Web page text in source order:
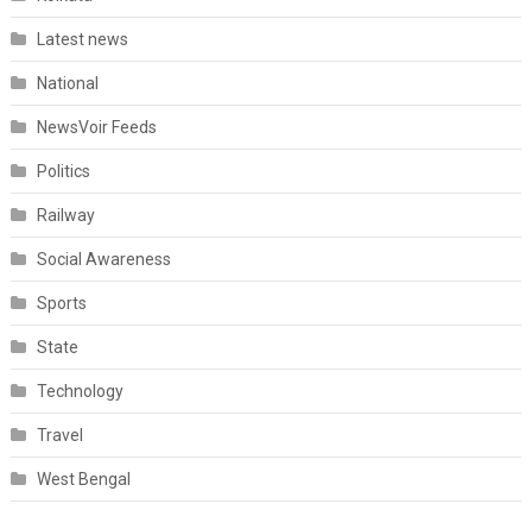
Latest news
National
NewsVoir Feeds
Politics
Railway
Social Awareness
Sports
State
Technology
Travel
West Bengal